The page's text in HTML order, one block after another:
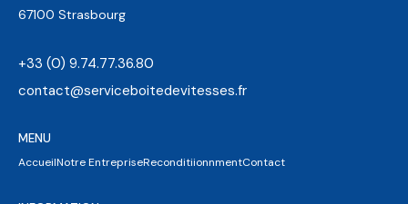
67100 Strasbourg
+33 (0) 9.74.77.36.80
contact@serviceboitedevitesses.fr
MENU
AccueilNotre EntrepriseReconditiionnmentContact